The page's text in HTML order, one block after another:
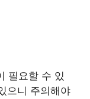
필요할 수 있
으니 주의해야